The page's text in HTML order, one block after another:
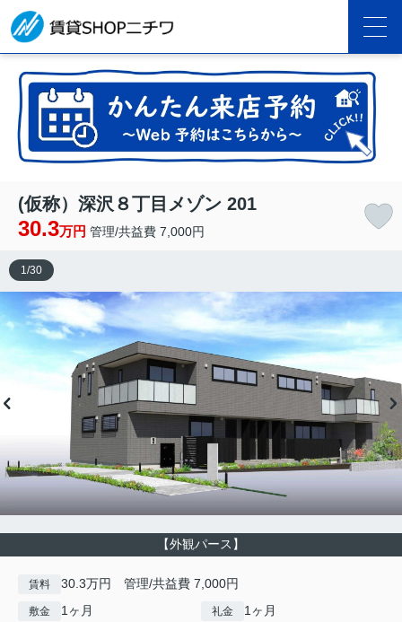
(仮称）深沢８丁目メゾン 201
30.3万円 管理/共益費 7,000円
【外観パース】
1/30
賃料 30.3万円 管理/共益費 7,000円
敷金 1ヶ月 礼金 1ヶ月